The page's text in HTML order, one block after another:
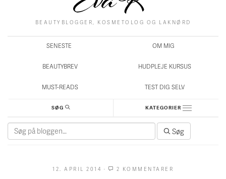
BEAUTYBLOGGER, KOSMETOLOG OG LAKNØRD
SENESTE OM MIG
BEAUTYBREV HUDPLEJE KURSUS
MUST-READS TEST DIG SELV
SØG KATEGORIER
Søg
efter:
Søg
12. APRIL 2014 · 2 KOMMENTARER